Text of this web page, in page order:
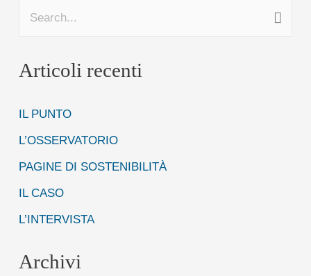
r
a
:
Articoli recenti
IL PUNTO
L’OSSERVATORIO
PAGINE DI SOSTENIBILITÀ
IL CASO
L’INTERVISTA
Archivi